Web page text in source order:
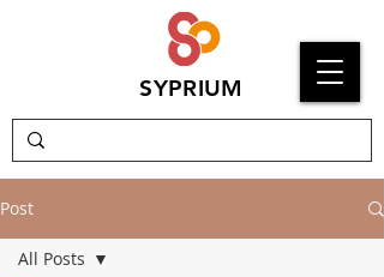
SYPRIUM
Post
All Posts